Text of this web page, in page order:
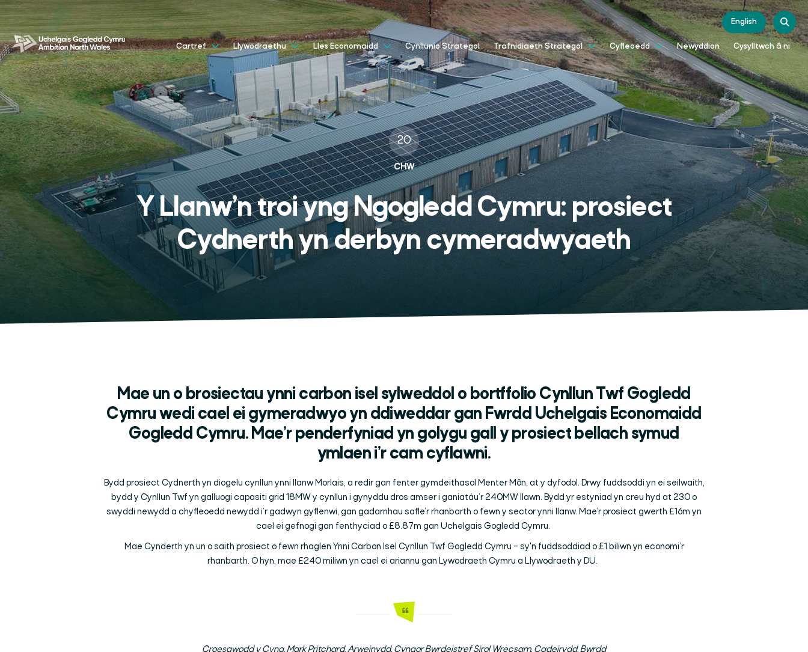
English
Cartref Llywodraethu Lles Economaidd Cynllunio Strategol Trafnidiaeth Strategol Cyfleoedd Newyddion Cysylltwch â ni
20
CHW
Y Llanw’n troi yng Ngogledd Cymru: prosiect
Cydnerth yn derbyn cymeradwyaeth
Mae un o brosiectau ynni carbon isel sylweddol o bortffolio Cynllun Twf Gogledd
Cymru wedi cael ei gymeradwyo yn ddiweddar gan Fwrdd Uchelgais Economaidd
Gogledd Cymru. Mae’r penderfyniad yn golygu gall y prosiect bellach symud
ymlaen i’r cam cyflawni.
Bydd prosiect Cydnerth yn diogelu cynllun ynni llanw Morlais, a redir gan fenter gymdeithasol Menter Môn, at y dyfodol. Drwy fuddsoddi yn ei seilwaith,
bydd y Cynllun Twf yn galluogi capasiti grid 18MW y cynllun i gynyddu dros amser i ganiatáu’r 240MW llawn. Bydd yr estyniad yn creu hyd at 230 o
swyddi newydd a chyfleoedd newydd i’r gadwyn gyflenwi, gan gadarnhau safle’r rhanbarth o fewn y sector ynni llanw. Mae’r prosiect gwerth £16m yn
cael ei gefnogi gan fenthyciad o £8.87m gan Uchelgais Gogledd Cymru.
Mae Cynderth yn un o saith prosiect o fewn rhaglen Ynni Carbon Isel Cynllun Twf Gogledd Cymru – sy'n fuddsoddiad o £1 biliwn yn economi’r
rhanbarth. O hyn, mae £240 miliwn yn cael ei ariannu gan Lywodraeth Cymru a Llywodraeth y DU.
Croesawodd y Cyng. Mark Pritchard, Arweinydd, Cyngor Bwrdeistref Sirol Wrecsam, Cadeirydd, Bwrdd